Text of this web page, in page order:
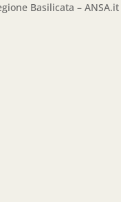
Basilicata – ANSA.it